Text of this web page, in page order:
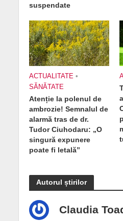
suspendate
ACTUALITATE •
SĂNĂTATE
Atenție la polenul de
ambrozie! Semnalul de
alarmă tras de dr.
Tudor Ciuhodaru: „O
singură expunere
poate fi letală”
Autorul știrilor
Claudia